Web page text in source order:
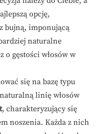
opcję,
bujną, imponującą
naturalne
o gęstości włosów w
się na bazę typu
linię włosów
, charakteryzujący się
noszenia. Każda z nich